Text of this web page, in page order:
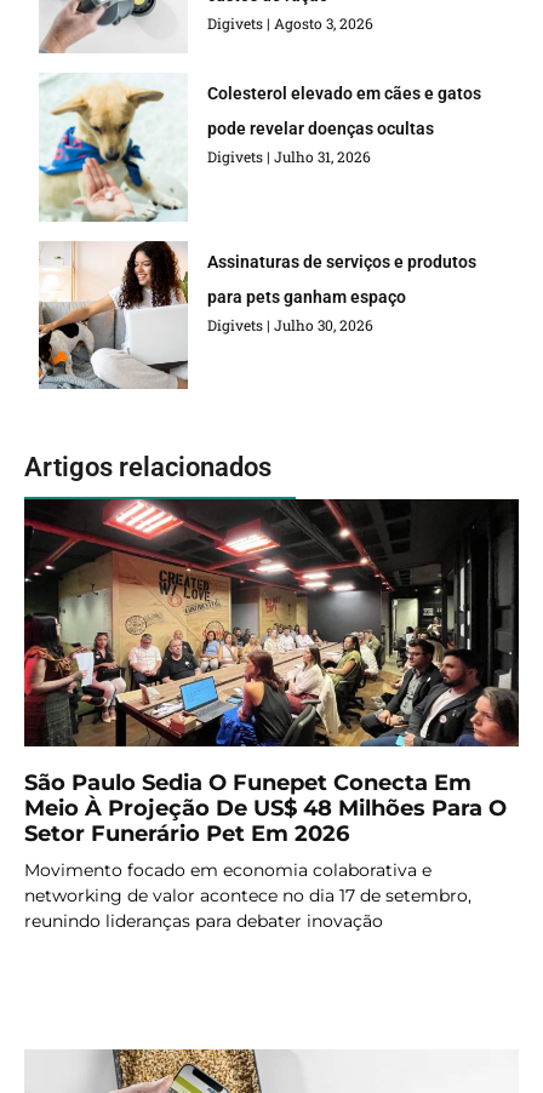
Digivets Agosto 3, 2026
Colesterol elevado em cães e gatos
pode revelar doenças ocultas
Digivets Julho 31, 2026
Assinaturas de serviços e produtos
para pets ganham espaço
Digivets Julho 30, 2026
Artigos relacionados
São Paulo Sedia O Funepet Conecta Em
Meio À Projeção De US$ 48 Milhões Para O
Setor Funerário Pet Em 2026
Movimento focado em economia colaborativa e
networking de valor acontece no dia 17 de setembro,
reunindo lideranças para debater inovação